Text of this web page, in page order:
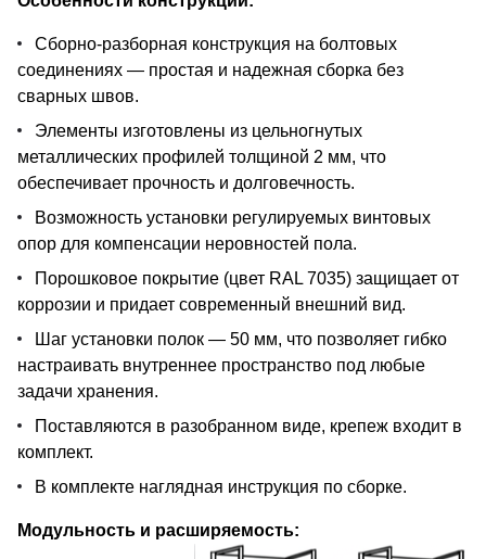
Сборно-разборная конструкция на болтовых
соединениях — простая и надежная сборка без
сварных швов.
Элементы изготовлены из цельногнутых
металлических профилей толщиной 2 мм, что
обеспечивает прочность и долговечность.
Возможность установки регулируемых винтовых
опор для компенсации неровностей пола.
Порошковое покрытие (цвет RAL 7035) защищает от
коррозии и придает современный внешний вид.
Шаг установки полок — 50 мм, что позволяет гибко
настраивать внутреннее пространство под любые
задачи хранения.
Поставляются в разобранном виде, крепеж входит в
комплект.
В комплекте наглядная инструкция по сборке.
Модульность и расширяемость: